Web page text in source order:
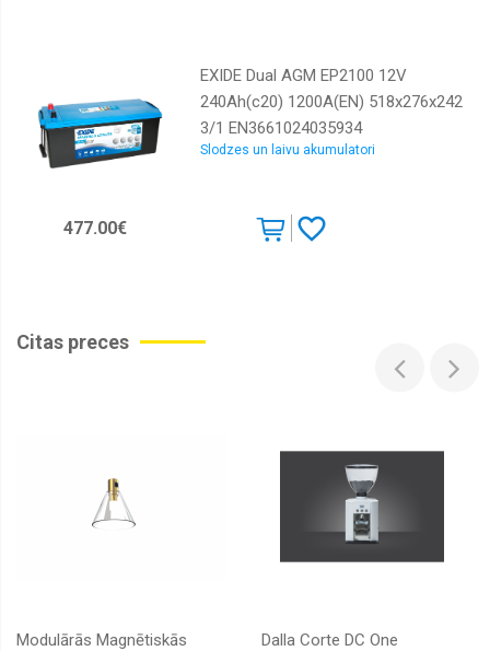
EXIDE Dual AGM EP2100 12V
240Ah(c20) 1200A(EN) 518x276x242
3/1 EN3661024035934
Slodzes un laivu akumulatori
477.00€
Citas preces
Modulārās Magnētiskās
Dalla Corte DC One